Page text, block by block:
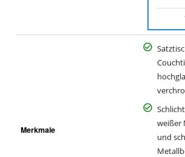
Merkmale
weißer
und